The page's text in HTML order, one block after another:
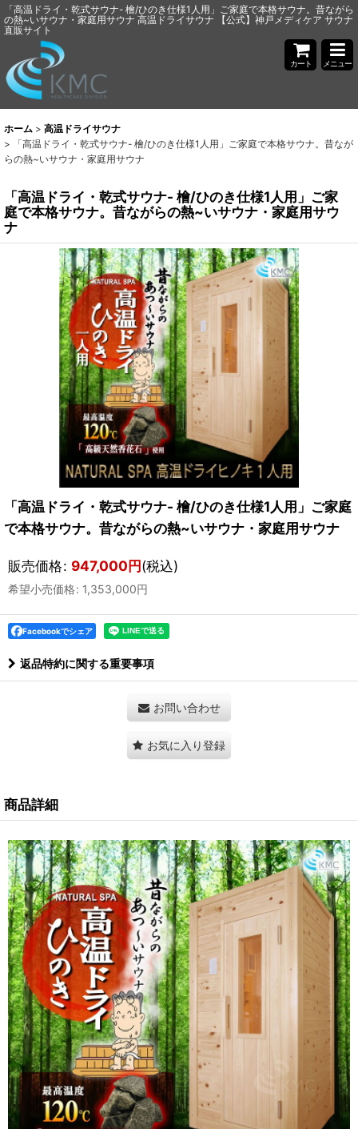
「高温ドライ・乾式サウナ- 檜/ひのき仕様1人用」ご家庭で本格サウナ。昔ながら
の熱~いサウナ・家庭用サウナ 高温ドライサウナ 【公式】神戸メディケア サウナ
直販サイト
カート メニュー
ホーム > 高温ドライサウナ
>
「高温ドライ・乾式サウナ- 檜/ひのき仕様1人用」ご家庭で本格サウナ。昔なが
らの熱~いサウナ・家庭用サウナ
「高温ドライ・乾式サウナ- 檜/ひのき仕様1人用」ご家
庭で本格サウナ。昔ながらの熱~いサウナ・家庭用サウ
ナ
「高温ドライ・乾式サウナ- 檜/ひのき仕様1人用」ご家庭
で本格サウナ。昔ながらの熱~いサウナ・家庭用サウナ
販売価格: 947,000円(税込)
希望小売価格: 1,353,000円
Facebookでシェア
返品特約に関する重要事項
お問い合わせ
お気に入り登録
商品詳細